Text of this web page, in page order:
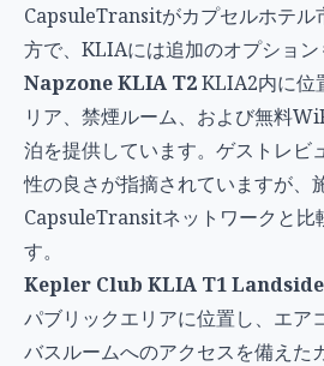
CapsuleTransitがカプセルホテル
方で、KLIAには追加のオプション
Napzone KLIA T2KLIA2内に位
リア、禁煙ルーム、および無料
泊を提供しています。ゲストレビ
性の良さが指摘されていますが、
CapsuleTransitネットワークと比
す。
Kepler Club KLIA T1 Landside
パブリックエリアに位置し、エア
バスルームへのアクセスを備えた